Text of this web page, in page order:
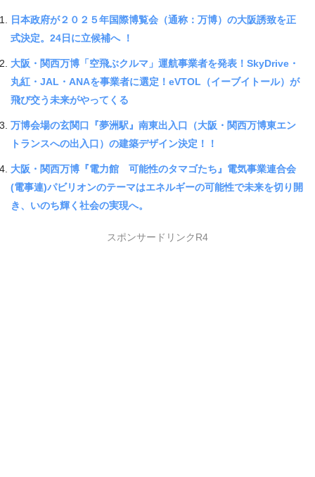
日本政府が２０２５年国際博覧会（通称：万博）の大阪誘致を正
式決定。24日に立候補へ ！
大阪・関西万博「空飛ぶクルマ」運航事業者を発表！SkyDrive・
丸紅・JAL・ANAを事業者に選定！eVTOL（イーブイトール）が
飛び交う未来がやってくる
万博会場の玄関口『夢洲駅』南東出入口（大阪・関西万博東エン
トランスへの出入口）の建築デザイン決定！！
大阪・関西万博『電力館 可能性のタマゴたち』電気事業連合会
(電事連)パビリオンのテーマはエネルギーの可能性で未来を切り開
き、いのち輝く社会の実現へ。
スポンサードリンクR4